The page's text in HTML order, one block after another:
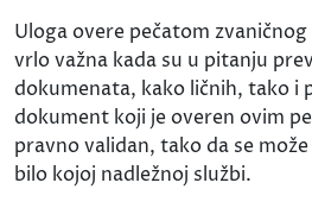
Uloga overe pečatom
vrlo važna kada su u pitanju
dokumenata, kako ličnih, tako i
dokument koji je overen ovim
pravno validan, tako da se
bilo kojoj nadležnoj službi.